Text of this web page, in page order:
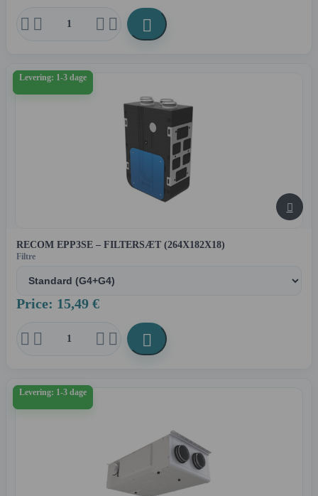
    
Levering: 1-3 dage

RECOM EPP3SE – FILTERSÆT (264X182X18)
Filtre
Price: 15,49 €
    
Levering: 1-3 dage